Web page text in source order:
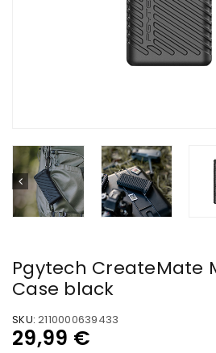
Pgytech CreateMate
Case black
SKU: 2110000639433
29,99 €